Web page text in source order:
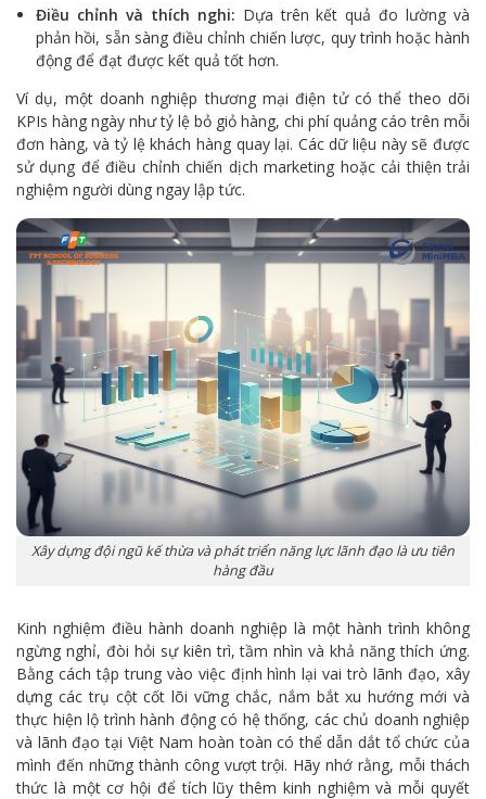
Điều chỉnh và thích nghi: Dựa trên kết quả đo lường và
phản hồi, sẵn sàng điều chỉnh chiến lược, quy trình hoặc hành
động để đạt được kết quả tốt hơn.
Ví dụ, một doanh nghiệp thương mại điện tử có thể theo dõi
KPIs hàng ngày như tỷ lệ bỏ giỏ hàng, chi phí quảng cáo trên mỗi
đơn hàng, và tỷ lệ khách hàng quay lại. Các dữ liệu này sẽ được
sử dụng để điều chỉnh chiến dịch marketing hoặc cải thiện trải
nghiệm người dùng ngay lập tức.
Xây dựng đội ngũ kế thừa và phát triển năng lực lãnh đạo là ưu tiên
hàng đầu
Kinh nghiệm điều hành doanh nghiệp là một hành trình không
ngừng nghỉ, đòi hỏi sự kiên trì, tầm nhìn và khả năng thích ứng.
Bằng cách tập trung vào việc định hình lại vai trò lãnh đạo, xây
dựng các trụ cột cốt lõi vững chắc, nắm bắt xu hướng mới và
thực hiện lộ trình hành động có hệ thống, các chủ doanh nghiệp
và lãnh đạo tại Việt Nam hoàn toàn có thể dẫn dắt tổ chức của
mình đến những thành công vượt trội. Hãy nhớ rằng, mỗi thách
thức là một cơ hội để tích lũy thêm kinh nghiệm và mỗi quyết